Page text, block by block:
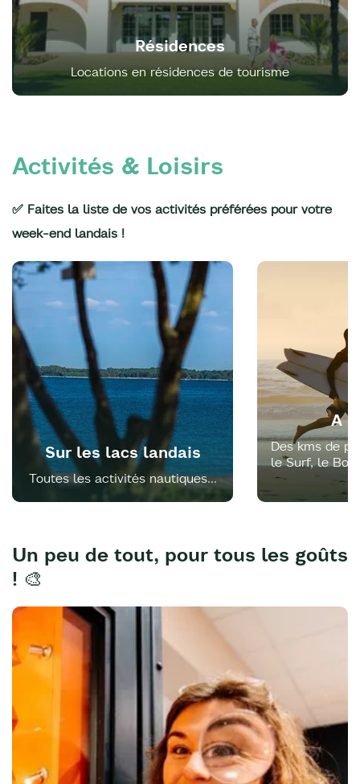
Résidences
Locations en résidences de tourisme
Activités & Loisirs
✅ Faites la liste de vos activités préférées pour votre
week-end landais !
Sur les lacs landais
Toutes les activités nautiques...
A
Des kms de
le Surf, le
Un peu de tout, pour tous les goûts
! 🎨